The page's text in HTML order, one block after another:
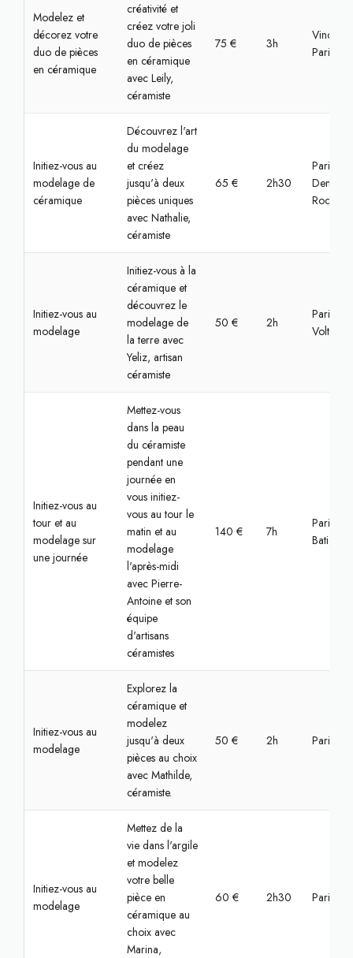
Modelez et
décorez votre
duo de pièces
en céramique
créativité et
créez votre joli
duo de pièces
en céramique
avec Leily,
céramiste
75 € 3h
Paris
Initiez-vous au
modelage de
céramique
Découvrez l'art
du modelage
et créez
jusqu'à deux
pièces uniques
avec Nathalie,
céramiste
65 € 2h30
Paris,
Denfert-
Initiez-vous au
modelage
Initiez-vous à la
céramique et
découvrez le
modelage de
la terre avec
Yeliz, artisan
céramiste
50 € 2h
Paris,
Voltaire
Initiez-vous au
tour et au
modelage sur
une journée
Mettez-vous
dans la peau
du céramiste
pendant une
journée en
vous initiez-
vous au tour le
matin et au
modelage
l'après-midi
avec Pierre-
Antoine et son
équipe
d'artisans
céramistes
140 € 7h
Paris,
Initiez-vous au
modelage
Explorez la
céramique et
modelez
jusqu'à deux
pièces au choix
avec Mathilde,
céramiste.
50 € 2h Paris,
Initiez-vous au
modelage
Mettez de la
vie dans l'argile
et modelez
votre belle
pièce en
céramique au
choix avec
Marina,
60 € 2h30 Paris,